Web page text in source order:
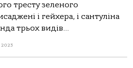
тресту зеленого
і гейхера, і сантуліна
трьох видів...
2023